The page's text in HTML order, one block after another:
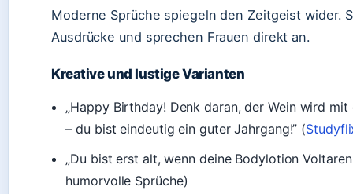
Moderne Sprüche spiegeln den Zeitgeist wider.
Ausdrücke und sprechen Frauen direkt an.
Kreative und lustige Varianten
„Happy Birthday! Denk daran, der Wein wird
– du bist eindeutig ein guter Jahrgang!” (
„Du bist erst alt, wenn deine Bodylotion
humorvolle Sprüche)